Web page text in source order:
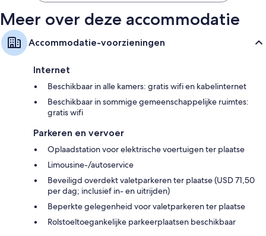
Badkamers met designer toiletartikelen en aparte badkuipen en
douches
Flatscreentelevisies van 47 inch met satellietzenders
(kleding)kasten, recycling en koffiezetapparaten/waterkokers
Meer over deze accommodatie
Accommodatie-voorzieningen
Internet
Beschikbaar in alle kamers: gratis wifi en kabelinternet
Beschikbaar in sommige gemeenschappelijke ruimtes:
gratis wifi
Parkeren en vervoer
Oplaadstation voor elektrische voertuigen ter plaatse
Limousine-/autoservice
Beveiligd overdekt valetparkeren ter plaatse (USD 71,50
per dag; inclusief in- en uitrijden)
Beperkte gelegenheid voor valetparkeren ter plaatse
Rolstoeltoegankelijke parkeerplaatsen beschikbaar